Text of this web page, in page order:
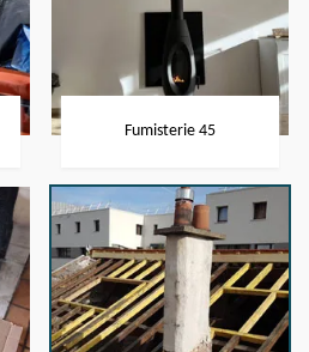
Fumisterie 45